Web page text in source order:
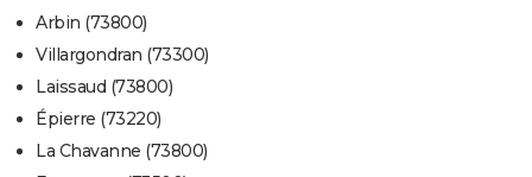
Arbin (73800)
Villargondran (73300)
Laissaud (73800)
Épierre (73220)
La Chavanne (73800)